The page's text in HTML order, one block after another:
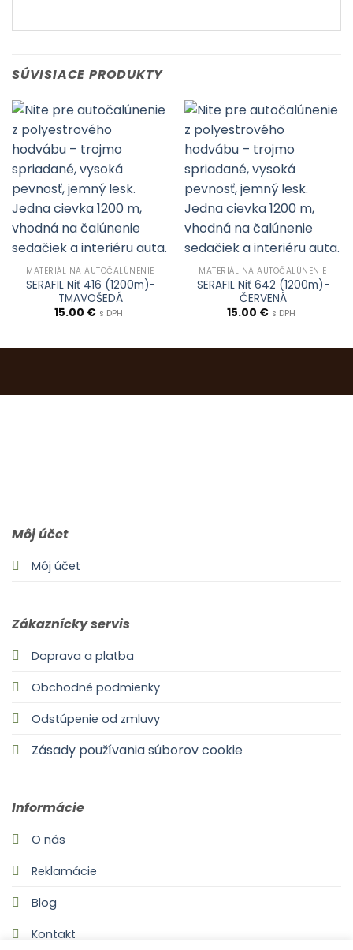
SÚVISIACE PRODUKTY
MATERIÁL NA AUTOČALÚNENIE
SERAFIL Niť 416 (1200m)-
TMAVOŠEDÁ
15.00 € s DPH
MATERIÁL NA AUTOČALÚNENIE
SERAFIL Niť 642 (1200m)-
ČERVENÁ
15.00 € s DPH
Môj účet
Môj účet
Zákaznícky servis
Doprava a platba
Obchodné podmienky
Odstúpenie od zmluvy
Zásady používania súborov cookie
Informácie
O nás
Reklamácie
Blog
Kontakt